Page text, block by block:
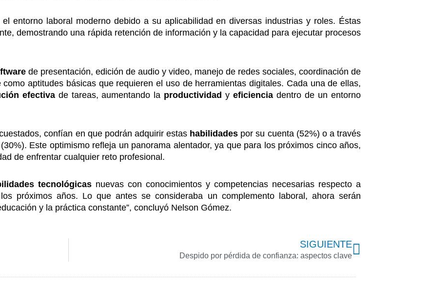
entorno laboral moderno debido a su aplicabilidad en diversas industrias y roles. Éstas
demostrando una rápida retención de información y la capacidad para ejecutar procesos
de presentación, edición de audio y video, manejo de redes sociales, coordinación de
aptitudes básicas que requieren el uso de herramientas digitales. Cada una de ellas,
efectiva de tareas, aumentando la productividadyeficienciadentro de un entorno
confían en que podrán adquirir estas habilidades por su cuenta (52%) o a través
(30%). Este optimismo refleja un panorama alentador, ya que para los próximos cinco años,
de enfrentar cualquier reto profesional.
tecnológicas nuevas con conocimientos y competencias necesarias respecto a
próximos años. Lo que antes se consideraba un complemento laboral, ahora serán
y la práctica constante”, concluyó Nelson Gómez.
SIGUIENTE
Despido por pérdida de confianza: aspectos clave
Next